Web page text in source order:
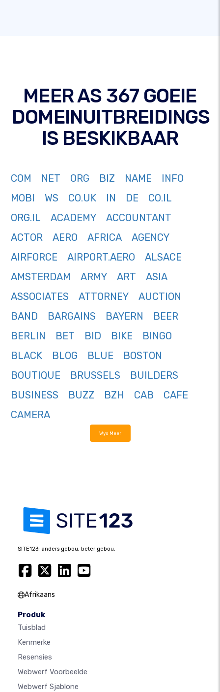
MEER AS 367 GOEIE
DOMEINUITBREIDINGS
IS BESKIKBAAR
COM NET ORG BIZ NAME
INFO
MOBI
WS CO.UK IN DE
CO.IL
ORG.IL
ACADEMY
ACCOUNTANT
ACTOR
AERO AFRICA
AGENCY
AIRFORCE
AIRPORT.AERO
ALSACE
AMSTERDAM
ARMY ART
ASIA
ASSOCIATES
ATTORNEY
AUCTION
BAND
BARGAINS BAYERN
BEER
BERLIN
BET BID BIKE
BINGO
BLACK
BLOG BLUE
BOSTON
BOUTIQUE
BRUSSELS
BUILDERS
BUSINESS
BUZZ BZH CAB
CAFE
CAMERA
Wys Meer
SITE123: anders gebou, beter gebou.
Afrikaans
Produk
Tuisblad
Kenmerke
Resensies
Webwerf Voorbeelde
Webwerf Sjablone